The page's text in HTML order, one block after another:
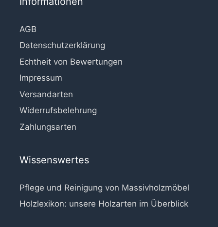
AGB
Datenschutzerklärung
Echtheit von Bewertungen
Impressum
Versandarten
Widerrufsbelehrung
Zahlungsarten
Wissenswertes
Pflege und Reinigung von Massivholzmöbel
Holzlexikon: unsere Holzarten im Überblick